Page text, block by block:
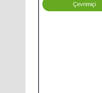
Çevrimiçi